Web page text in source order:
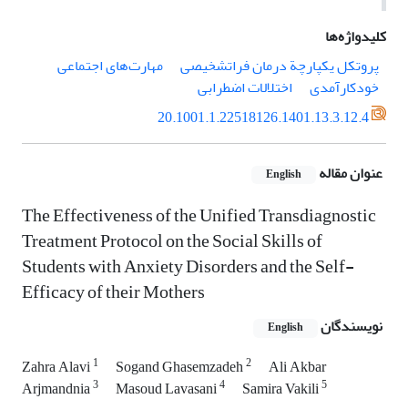
کلیدواژه‌ها
پروتکل یکپارچة درمان فراتشخیصی
مهارت‌های اجتماعی
خودکارآمدی
اختلالات اضطرابی
20.1001.1.22518126.1401.13.3.12.4
عنوان مقاله English
The Effectiveness of the Unified Transdiagnostic
Treatment Protocol on the Social Skills of
Students with Anxiety Disorders and the Self-
Efficacy of their Mothers
نویسندگان English
Zahra Alavi1 Sogand Ghasemzadeh2
Ali Akbar
Arjmandnia3 Masoud Lavasani4 Samira Vakili5